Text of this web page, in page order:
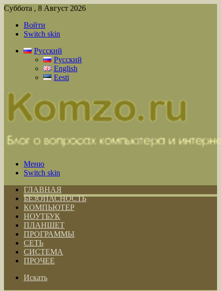
Суббота , 8 Август 2026
Войти
Switch skin
Русский
Русский
English
Eesti
Меню
Switch skin
ГЛАВНАЯ
БЕЗОПАСНОСТЬ
КОМПЬЮТЕР
НОУТБУК
ПЛАНШЕТ
ПРОГРАММЫ
СЕТЬ
СИСТЕМА
ПРОЧЕЕ
Искать